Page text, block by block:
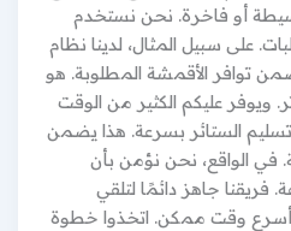
أو فاخرة. نحن نستخدم
على سبيل المثال، لدينا نظام
توافر الأقمشة المطلوبة. هو
ويوفر عليكم الكثير من الوقت
الستائر بسرعة. هذا يضمن
الواقع، نحن نؤمن بأن
فريقنا جاهز دائمًا لتلقي
وقت ممكن. اتخذوا خطوة